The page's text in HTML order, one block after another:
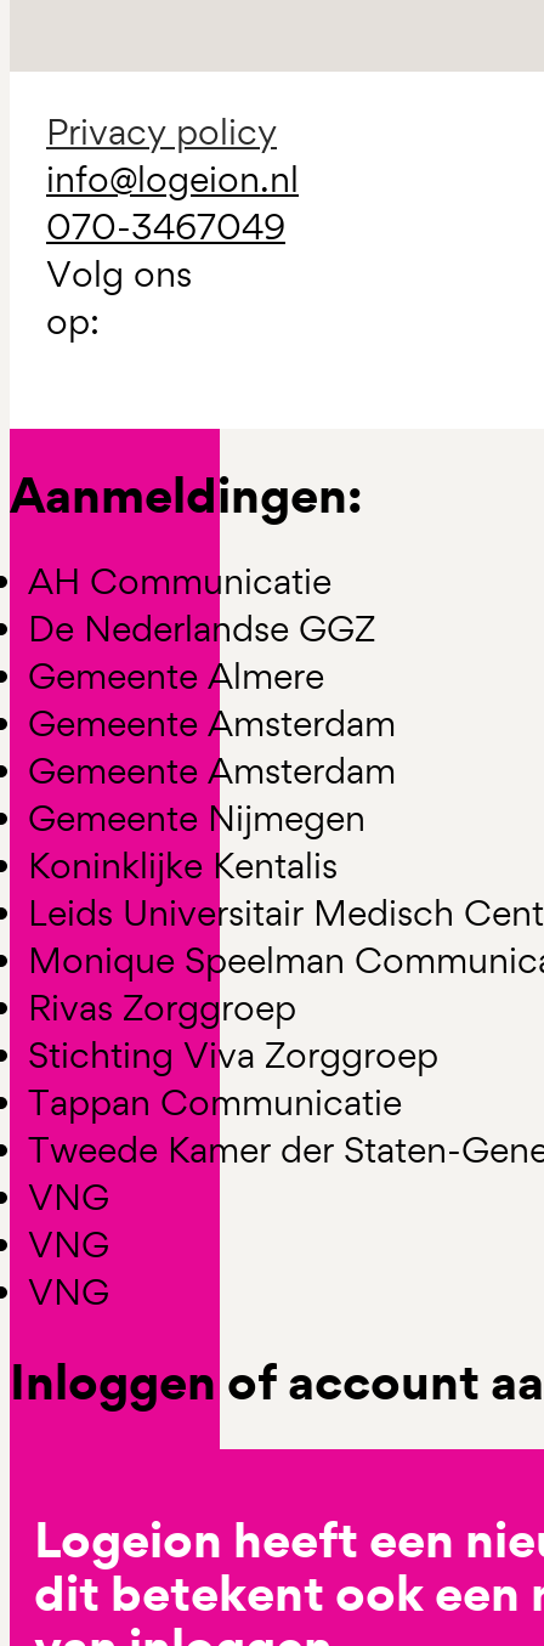
Privacy policy
info@logeion.nl
070-3467049
Volg ons
op:
Aanmeldingen:
AH Communicatie
De Nederlandse GGZ
Gemeente Almere
Gemeente Amsterdam
Gemeente Amsterdam
Gemeente Nijmegen
Koninklijke Kentalis
Leids Universitair Medisch
Monique Speelman
Rivas Zorggroep
Stichting Viva Zorggroep
Tappan Communicatie
Tweede Kamer der Staten-
VNG
VNG
VNG
Inloggen of account
Logeion heeft een
dit betekent ook een